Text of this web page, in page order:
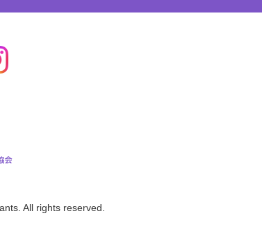
All rights reserved.